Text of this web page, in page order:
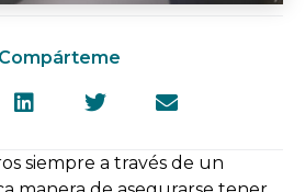
Compárteme
siempre a través de un